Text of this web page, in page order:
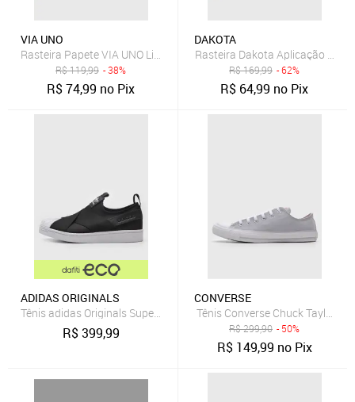
VIA UNO
Rasteira Papete VIA UNO Lisa Café
R$119,99 - 38%
R$74,99 no Pix
DAKOTA
Rasteira Dakota Aplicação Coral
R$169,99 - 62%
R$ 64,99 no Pix
ADIDAS ORIGINALS
Tênis adidas Originals Superstar Slip On Preto
R$399,99
CONVERSE
Tênis Converse Chuck Taylor
R$299,90 - 50%
R$ 149,99 no Pix